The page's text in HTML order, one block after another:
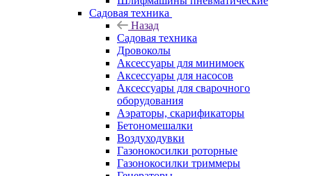
Садовая техника
Назад
Садовая техника
Дровоколы
Аксессуары для минимоек
Аксессуары для насосов
Аксессуары для сварочного
оборудования
Аэраторы, скарификаторы
Бетономешалки
Воздуходувки
Газонокосилки роторные
Газонокосилки триммеры